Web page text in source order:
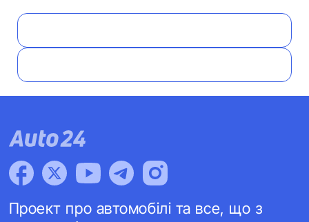
Проект про автомобілі та все, що з